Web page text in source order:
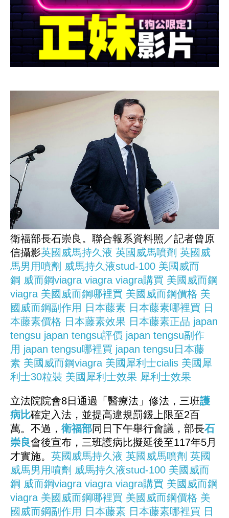
衛福部長石崇良。聯合報系資料照／記者曾原
信攝影英國威馬持久液 英國威馬噴劑 英國威
馬男用噴劑 威馬持久液stud-100 美國威而
鋼 威而鋼viagra viagra viagra購買 美國威而鋼
viagra 美國威而鋼哪裡買 美國威而鋼價格 美
國威而鋼副作用 日本藤素 日本藤素哪裡買 日
本藤素價格 日本藤素效果 日本藤素正品 japan
tengsu japan tengsu評價 japan tengsu副作
用 japan tengsu哪裡買 japan tengsu日本藤
素 美國威而鋼viagra 美國犀利士cialis 美國犀
利士30粒裝 美國犀利士效果 犀利士效果
立法院院會8日通過「醫療法」修法，三班護
病比確定入法，並提高違規罰鍰上限至2百
萬。不過， 衛福部同日下午舉行會議，部長石
崇良會後宣布，三班護病比擬延後至117年5月
才實施。 英國威馬持久液 英國威馬噴劑 英國
威馬男用噴劑 威馬持久液stud-100 美國威而
鋼 威而鋼viagra viagra viagra購買 美國威而鋼
viagra 美國威而鋼哪裡買 美國威而鋼價格 美
國威而鋼副作用 日本藤素 日本藤素哪裡買 日